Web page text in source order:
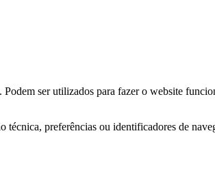
ser utilizados para fazer o website
preferências ou identificadores de